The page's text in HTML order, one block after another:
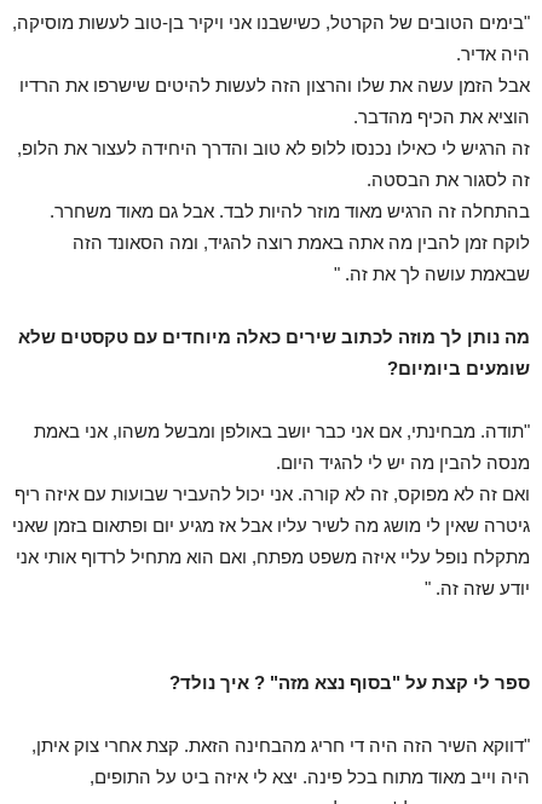
"בימים הטובים של הקרטל, כשישבנו אני ויקיר בן-טוב לעשות מוסיקה,
היה אדיר.
אבל הזמן עשה את שלו והרצון הזה לעשות להיטים שישרפו את הרדיו
הוציא את הכיף מהדבר.
זה הרגיש לי כאילו נכנסו ללופ לא טוב והדרך היחידה לעצור את הלופ,
זה לסגור את הבסטה.
בהתחלה זה הרגיש מאוד מוזר להיות לבד. אבל גם מאוד משחרר.
לוקח זמן להבין מה אתה באמת רוצה להגיד, ומה הסאונד הזה
שבאמת עושה לך את זה. "
מה נותן לך מוזה לכתוב שירים כאלה מיוחדים עם טקסטים שלא
שומעים ביומיום?
"תודה. מבחינתי, אם אני כבר יושב באולפן ומבשל משהו, אני באמת
מנסה להבין מה יש לי להגיד היום.
ואם זה לא מפוקס, זה לא קורה. אני יכול להעביר שבועות עם איזה ריף
גיטרה שאין לי מושג מה לשיר עליו אבל אז מגיע יום ופתאום בזמן שאני
מתקלח נופל עליי איזה משפט מפתח, ואם הוא מתחיל לרדוף אותי אני
יודע שזה זה. "
ספר לי קצת על "בסוף נצא מזה" ? איך נולד?
"דווקא השיר הזה היה די חריג מהבחינה הזאת. קצת אחרי צוק איתן,
היה וייב מאוד מתוח בכל פינה. יצא לי איזה ביט על התופים,